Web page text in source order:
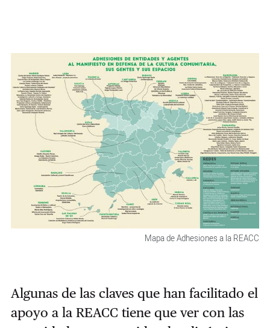
Mapa de Adhesiones a la REACC
Algunas de las claves que han facilitado el
apoyo a la REACC tiene que ver con las